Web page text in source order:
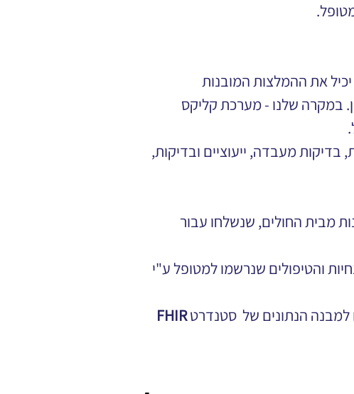
את ההמלצות המובנות
במקרה שלנו - מערכת קליקס
מומלצות, בדיקות מעבדה, ייעוציים ובדיקות,
מבית החולים, שנשלחו עבור
והטיפולים שנרשמו למטופל ע"י
הנתונים של  סטנדרט FHIR